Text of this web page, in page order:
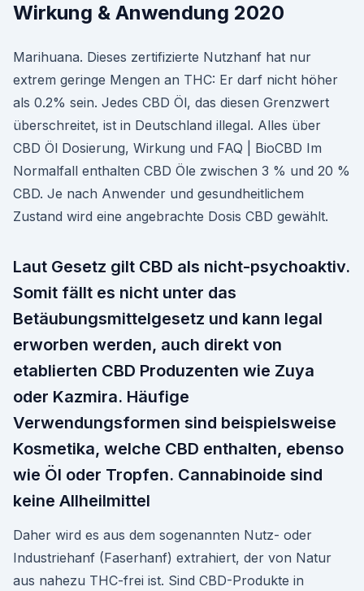
Wirkung & Anwendung 2020
Marihuana. Dieses zertifizierte Nutzhanf hat nur
extrem geringe Mengen an THC: Er darf nicht höher
als 0.2% sein. Jedes CBD Öl, das diesen Grenzwert
überschreitet, ist in Deutschland illegal. Alles über
CBD Öl Dosierung, Wirkung und FAQ | BioCBD Im
Normalfall enthalten CBD Öle zwischen 3 % und 20 %
CBD. Je nach Anwender und gesundheitlichem
Zustand wird eine angebrachte Dosis CBD gewählt.
Laut Gesetz gilt CBD als nicht-psychoaktiv.
Somit fällt es nicht unter das
Betäubungsmittelgesetz und kann legal
erworben werden, auch direkt von
etablierten CBD Produzenten wie Zuya
oder Kazmira. Häufige
Verwendungsformen sind beispielsweise
Kosmetika, welche CBD enthalten, ebenso
wie Öl oder Tropfen. Cannabinoide sind
keine Allheilmittel
Daher wird es aus dem sogenannten Nutz- oder
Industriehanf (Faserhanf) extrahiert, der von Natur
aus nahezu THC-frei ist. Sind CBD-Produkte in